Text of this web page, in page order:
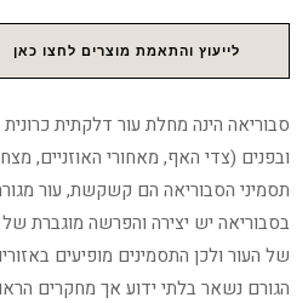
לייעוץ והתאמת מוצרים לחצו כאן
סבוריאה הינה מחלת עור דלקתית
ובפנים (צדי האף, מאחורי האוזניים,
תסמיני הסבוריאה הם קשקשת, עור
בסבוריאה יש יצירה והפרשה מוגברת
של העור ולכן התסמינים מופיעים
הגורם נשאר בלתי ידוע אך מחקרים